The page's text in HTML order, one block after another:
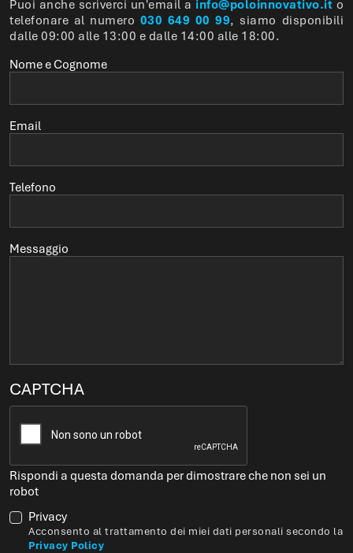
Puoi anche scriverci un'email a info@poloinnovativo.it o
telefonare al numero 030 649 00 99, siamo disponibili
dalle 09:00 alle 13:00 e dalle 14:00 alle 18:00.
Nome e Cognome
Email
Telefono
Messaggio
CAPTCHA
Rispondi a questa domanda per dimostrare che non sei un
robot
Privacy
Acconsento al trattamento dei miei dati personali secondo la
Privacy Policy